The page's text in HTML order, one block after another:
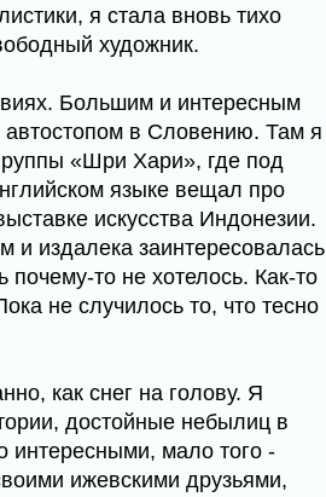
я стала вновь тихо
художник.
Большим и интересным
автостопом в Словению. Там я
«Шри Хари», где под
языке вещал про
искусства Индонезии.
и издалека заинтересовалась
то не хотелось. Как-то
не случилось то, что тесно
как снег на голову. Я
достойные небылиц в
интересными, мало того -
ижевскими друзьями,